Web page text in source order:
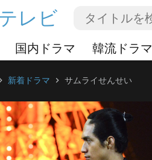
レビ
国内ドラマ 韓流ドラマ
chevron_right 新着ドラマ chevron_right サムライせんせい